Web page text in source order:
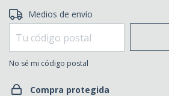
Entregas para el CP:
Medios de envío
No sé mi código postal
Compra protegida